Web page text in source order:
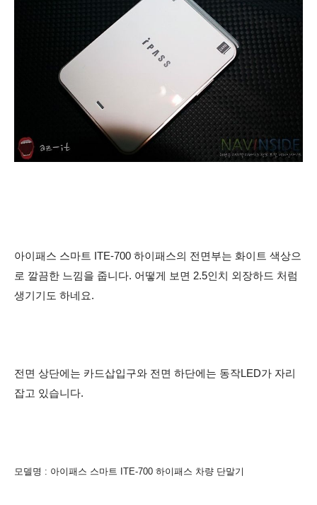
아이패스 스마트 ITE-700 하이패스의 전면부는 화이트 색상으
로 깔끔한 느낌을 줍니다. 어떻게 보면 2.5인치 외장하드 처럼
생기기도 하네요.
전면 상단에는 카드삽입구와 전면 하단에는 동작LED가 자리
잡고 있습니다.
모델명 : 아이패스 스마트 ITE-700 하이패스 차량 단말기